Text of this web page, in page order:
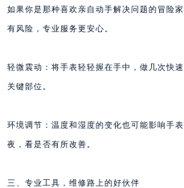
如果你是那种喜欢亲自动手解决问题的冒险
有风险，专业服务更安心。
轻微震动：将手表轻轻握在手中，做几次快
关键部位。
环境调节：温度和湿度的变化也可能影响手
夜，看是否有所改善。
三、专业工具，维修路上的好伙伴